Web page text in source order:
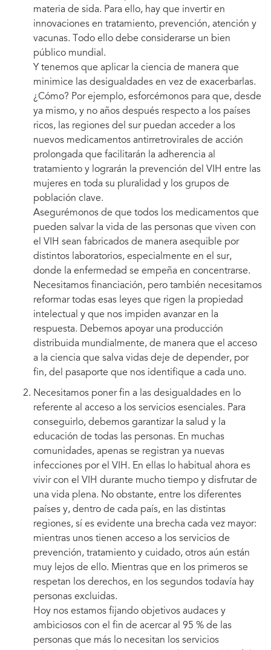
materia de sida. Para ello, hay que invertir en
innovaciones en tratamiento, prevención, atención y
vacunas. Todo ello debe considerarse un bien
público mundial.
Y tenemos que aplicar la ciencia de manera que
minimice las desigualdades en vez de exacerbarlas.
¿Cómo? Por ejemplo, esforcémonos para que, desde
ya mismo, y no años después respecto a los países
ricos, las regiones del sur puedan acceder a los
nuevos medicamentos antirretrovirales de acción
prolongada que facilitarán la adherencia al
tratamiento y lograrán la prevención del VIH entre las
mujeres en toda su pluralidad y los grupos de
población clave.
Asegurémonos de que todos los medicamentos que
pueden salvar la vida de las personas que viven con
el VIH sean fabricados de manera asequible por
distintos laboratorios, especialmente en el sur,
donde la enfermedad se empeña en concentrarse.
Necesitamos financiación, pero también necesitamos
reformar todas esas leyes que rigen la propiedad
intelectual y que nos impiden avanzar en la
respuesta. Debemos apoyar una producción
distribuida mundialmente, de manera que el acceso
a la ciencia que salva vidas deje de depender, por
fin, del pasaporte que nos identifique a cada uno.
Necesitamos poner fin a las desigualdades en lo
referente al acceso a los servicios esenciales. Para
conseguirlo, debemos garantizar la salud y la
educación de todas las personas. En muchas
comunidades, apenas se registran ya nuevas
infecciones por el VIH. En ellas lo habitual ahora es
vivir con el VIH durante mucho tiempo y disfrutar de
una vida plena. No obstante, entre los diferentes
países y, dentro de cada país, en las distintas
regiones, sí es evidente una brecha cada vez mayor:
mientras unos tienen acceso a los servicios de
prevención, tratamiento y cuidado, otros aún están
muy lejos de ello. Mientras que en los primeros se
respetan los derechos, en los segundos todavía hay
personas excluidas.
Hoy nos estamos fijando objetivos audaces y
ambiciosos con el fin de acercar al 95 % de las
personas que más lo necesitan los servicios